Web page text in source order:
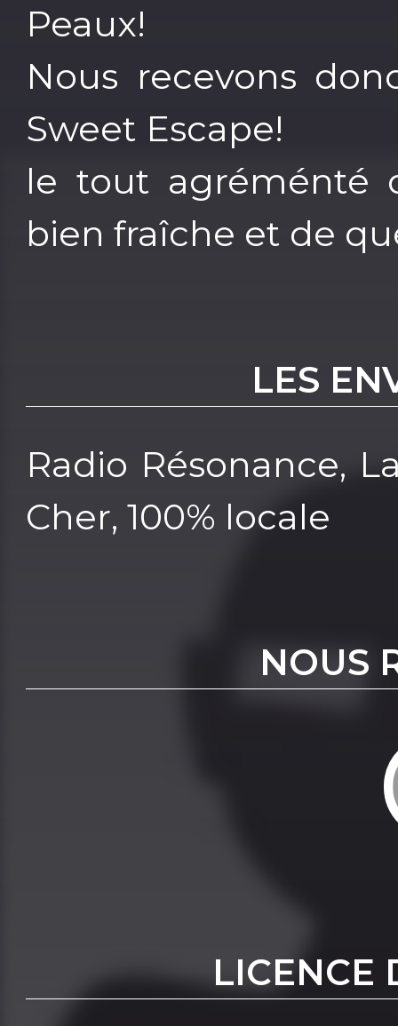
Peaux!
Nous recevons
Sweet Escape!
le tout agréménté
bien fraîche et de
LES
Radio Résonance,
Cher, 100% locale
NOUS
LICENCE